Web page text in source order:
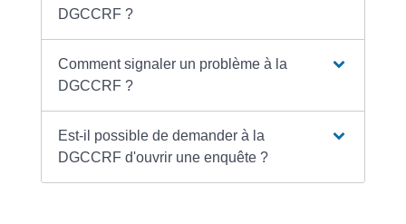
DGCCRF ?
Comment signaler un problème à la
DGCCRF ?
Est-il possible de demander à la
DGCCRF d'ouvrir une enquête ?